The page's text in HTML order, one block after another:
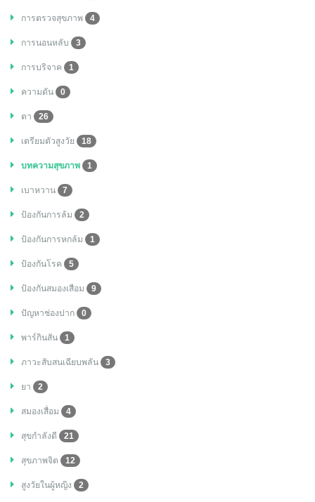
การตรวจสุขภาพ 4
การนอนหลับ 3
การบริจาค 1
ความดัน 0
ตา 26
เตรียมตัวสูงวัย 18
บทความสุขภาพ 1
เบาหวาน 7
ป้องกันการล้ม 2
ป้องกันการหกล้ม 1
ป้องกันโรค 5
ป้องกันสมองเสือม 9
ปัญหาช่องปาก 0
พาร์กินสัน 1
ภาวะสับสนเฉียบพลัน 3
ยา 2
สมองเสื่อม 4
สุขกำลังดี 21
สุขภาพจิต 12
สูงวัยในผู้หญิง 2